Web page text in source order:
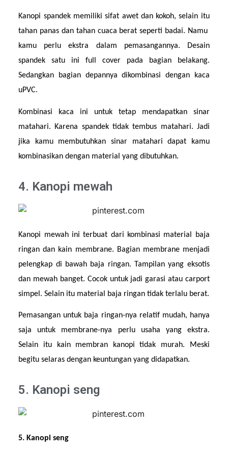
Kanopi spandek memiliki sifat awet dan kokoh, selain itu
tahan panas dan tahan cuaca berat seperti badai. Namu
kamu perlu ekstra dalam pemasangannya. Desain
spandek satu ini full cover pada bagian belakang.
Sedangkan bagian depannya dikombinasi dengan kaca
uPVC.
Kombinasi kaca ini untuk tetap mendapatkan sinar
matahari. Karena spandek tidak tembus matahari. Jadi
jika kamu membutuhkan sinar matahari dapat kamu
kombinasikan dengan material yang dibutuhkan.
4. Kanopi mewah
Kanopi mewah ini terbuat dari kombinasi material baja
ringan dan kain membrane. Bagian membrane menjadi
pelengkap di bawah baja ringan. Tampilan yang eksotis
dan mewah banget. Cocok untuk jadi garasi atau carport
simpel. Selain itu material baja ringan tidak terlalu berat.
Pemasangan untuk baja ringan-nya relatif mudah, hanya
saja untuk membrane-nya perlu usaha yang ekstra.
Selain itu kain membran kanopi tidak murah. Meski
begitu selaras dengan keuntungan yang didapatkan.
5. Kanopi seng
5. Kanopi seng